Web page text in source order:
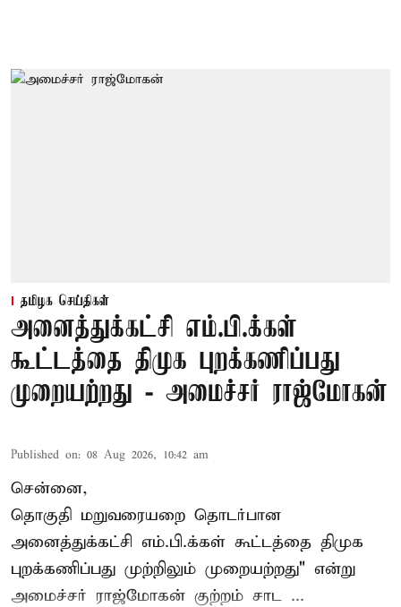
தமிழக செய்திகள்
அனைத்துக்கட்சி எம்.பி.க்கள்
கூட்டத்தை திமுக புறக்கணிப்பது
முறையற்றது - அமைச்சர் ராஜ்மோகன்
Published on: 08 Aug 2026, 10:42 am
சென்னை,
தொகுதி மறுவரையறை தொடர்பான
அனைத்துக்கட்சி எம்.பி.க்கள் கூட்டத்தை திமுக
புறக்கணிப்பது முற்றிலும் முறையற்றது" என்று
அமைச்சர் ராஜ்மோகன் குற்றம் சாட ...